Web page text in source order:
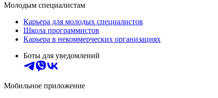
Молодым специалистам
Карьера для молодых специалистов
Школа программистов
Карьера в некоммерческих организациях
Боты для уведомлений
Мобильное приложение